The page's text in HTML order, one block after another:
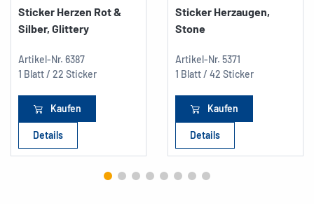
Sticker Herzen Rot &
Silber, Glittery
Artikel-Nr. 6387
1 Blatt / 22 Sticker
Kaufen
Details
Sticker Herzaugen,
Stone
Artikel-Nr. 5371
1 Blatt / 42 Sticker
Kaufen
Details